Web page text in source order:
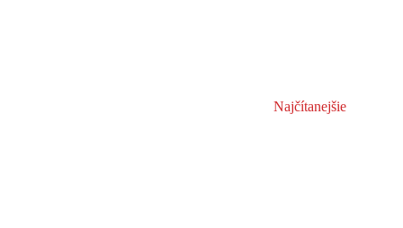
Najčítanejšie